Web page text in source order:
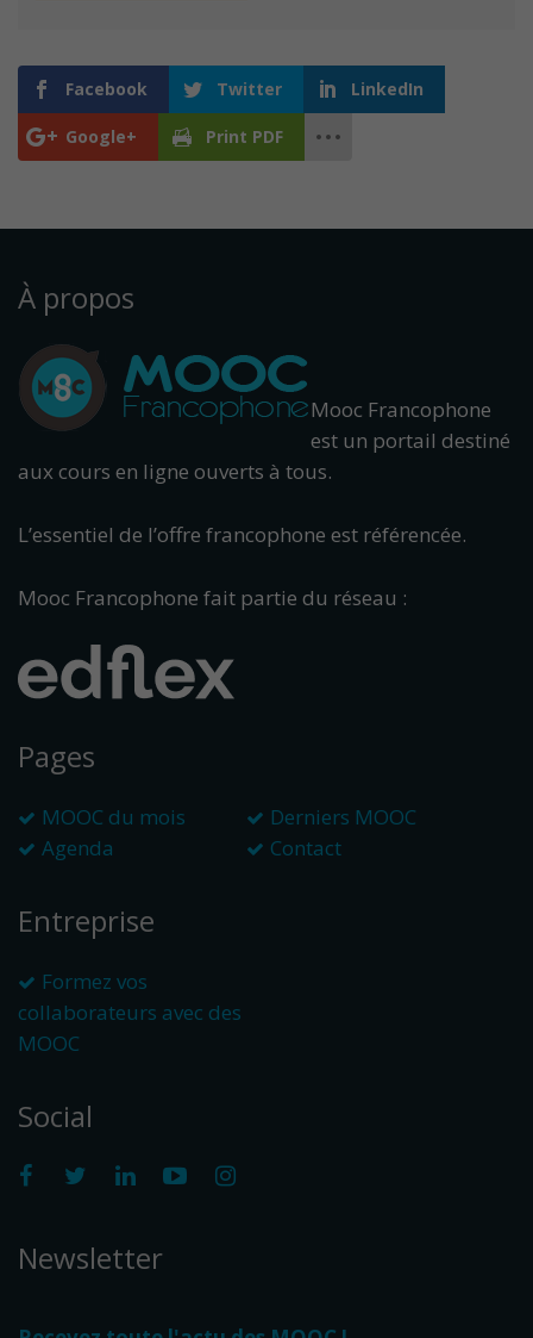
Facebook Twitter LinkedIn
Google+ Print PDF
À propos
Mooc Francophone
est un portail destiné
aux cours en ligne ouverts à tous.
L’essentiel de l’offre francophone est référencée.
Mooc Francophone fait partie du réseau :
Pages
MOOC du mois
Derniers MOOC
Agenda
Contact
Entreprise
Formez vos
collaborateurs avec des
MOOC
Social
Newsletter